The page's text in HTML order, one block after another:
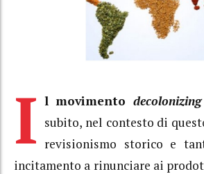
I l movimento
subito, nel contesto di
revisionismo storico e
incitamento a rinunciare ai